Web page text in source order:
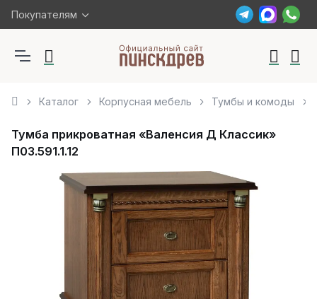
Покупателям
Каталог Корпусная мебель Тумбы и комоды
Тумба прикроватная «Валенсия Д Классик»
П03.591.1.12